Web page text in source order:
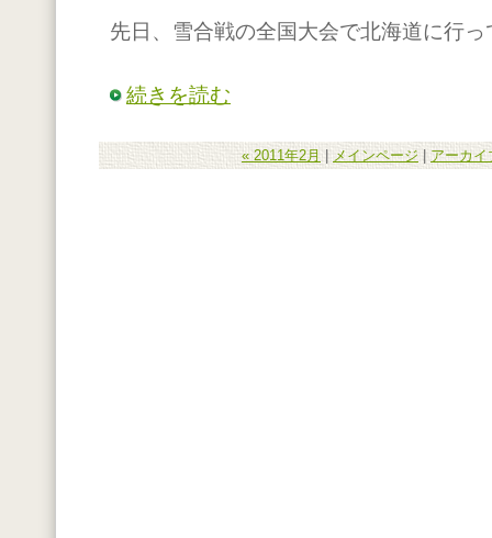
先日、雪合戦の全国大会で北海道に行
続きを読む
« 2011年2月 メインページ | アーカイ